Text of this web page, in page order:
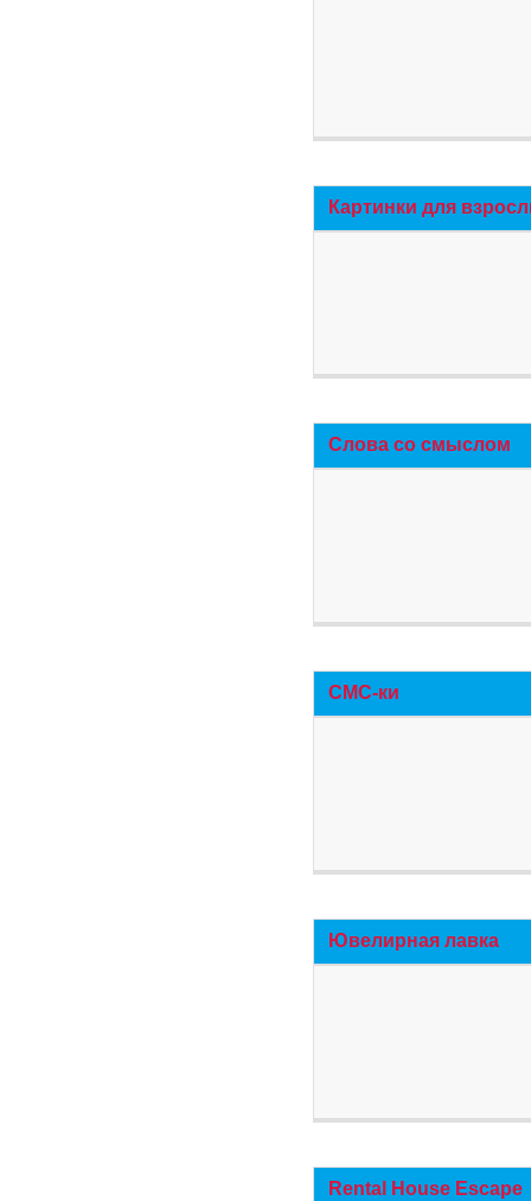
Картинки для
Слова со смыслом
СМС-ки
Ювелирная лавка
Rental House Escape